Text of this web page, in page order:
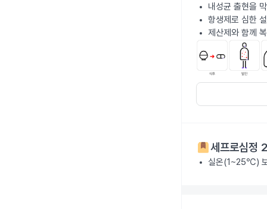
내성균 출현을
항생제로 심한
제산제와 함께
세프로심
실온(1~25℃)